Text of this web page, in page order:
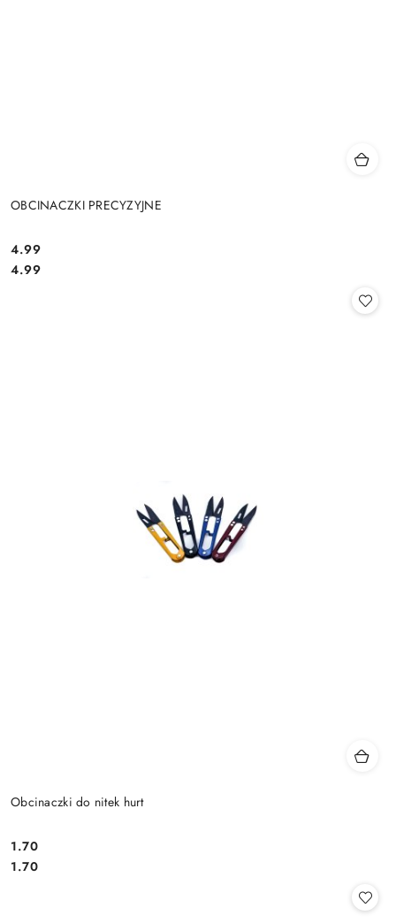
OBCINACZKI PRECYZYJNE
Cena:
4.99
Cena:
4.99
Obcinaczki do nitek hurt
Cena:
1.70
Cena:
1.70